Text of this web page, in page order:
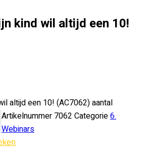
kind wil altijd een 10!
altijd een 10! (AC7062) aantal
Artikelnummer 7062 Categorie6.
Webinars